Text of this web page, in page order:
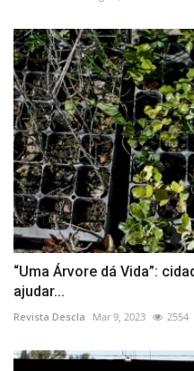
“Uma Árvore dá Vida”:
ajudar...
Revista Descla Mar 9, 2023 2554